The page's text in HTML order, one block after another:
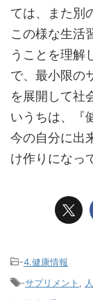
ては、また別
この様な生活
うことを理解
で、最小限の
を展開して社
いうちは、『
今の自分に出
け作りになっ
-4.健康情報
-サプリメント